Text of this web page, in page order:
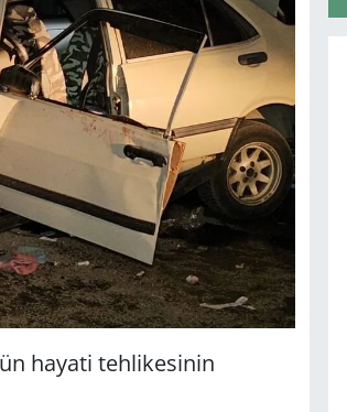
hayati tehlikesinin